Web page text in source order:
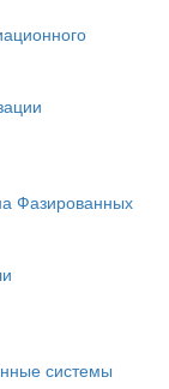
Фазированных
системы